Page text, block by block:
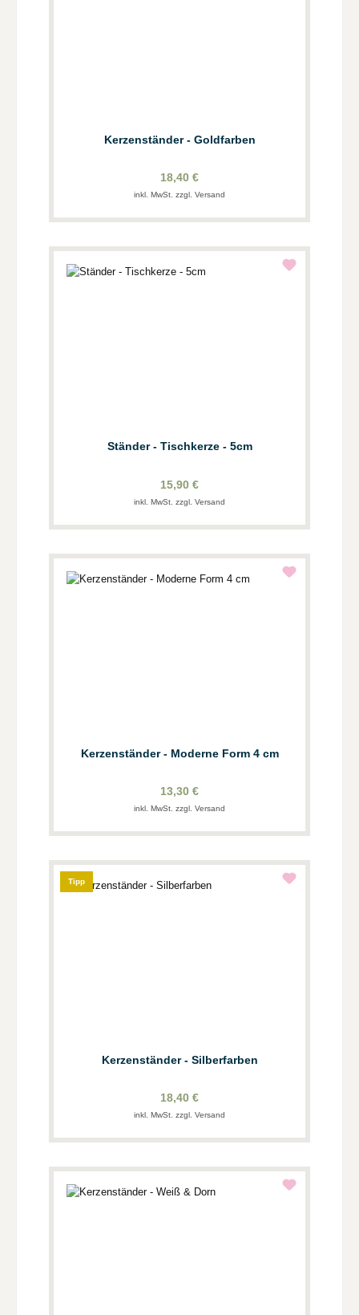
Kerzenständer - Goldfarben
18,40 €
inkl. MwSt. zzgl. Versand
Ständer - Tischkerze - 5cm
15,90 €
inkl. MwSt. zzgl. Versand
Kerzenständer - Moderne Form 4 cm
13,30 €
inkl. MwSt. zzgl. Versand
Tipp
Kerzenständer - Silberfarben
18,40 €
inkl. MwSt. zzgl. Versand